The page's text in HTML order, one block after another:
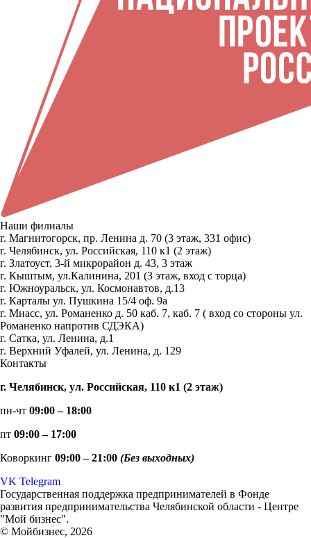
Наши филиалы
г. Магнитогорск, пр. Ленина д. 70 (3 этаж, 331 офис)
г. Челябинск, ул. Российская, 110 к1 (2 этаж)
г. Златоуст, 3-й микрорайон д. 43, 3 этаж
г. Кыштым, ул.Калинина, 201 (3 этаж, вход с торца)
г. Южноуральск, ул. Космонавтов, д.13
г. Карталы ул. Пушкина 15/4 оф. 9а
г. Миасс, ул. Романенко д. 50 каб. 7, каб. 7 ( вход со стороны ул.
Романенко напротив СДЭКА)
г. Сатка, ул. Ленина, д.1
г. Верхний Уфалей, ул. Ленина, д. 129
Контакты
г. Челябинск, ул. Российская, 110 к1 (2 этаж)
пн-чт 09:00 – 18:00
пт 09:00 – 17:00
Коворкинг 09:00 – 21:00 (Без выходных)
VK Telegram
Государственная поддержка предпринимателей в Фонде
развития предпринимательства Челябинской области - Центре
"Мой бизнес".
© Мойбизнес, 2026